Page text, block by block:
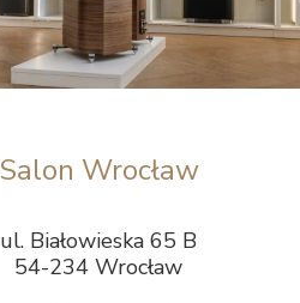
Salon Wrocław
ul. Białowieska 65 B
54-234 Wrocław